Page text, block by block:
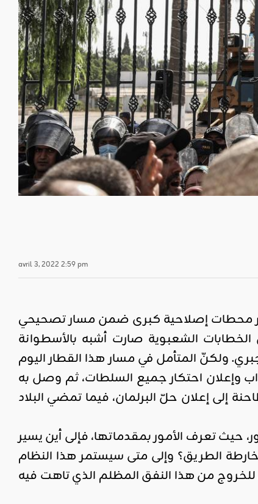
avril 3, 2022 2:59 pm
قائده بأنه سيمر عبر محطات إصلاحية كبرى ضمن مسار تصحيحي
الشعبوية صارت أشبه بالأسطوانة
ولكنّ المتأمل في مسار هذا القطار اليوم
وإعلان احتكار جميع السلطات، ثم وصل به
إلى إعلان حلّ البرلمان، فيما تمضي البلاد
حيث تعرف الأمور بمقدماتها، فإلى أين يسير
الذي احتاج 5 أشهر للإعلان عن خارطة الطريق؟ وإلى متى سيستمر هذا النظام
للخروج من هذا النفق المظلم الذي تاهت فيه